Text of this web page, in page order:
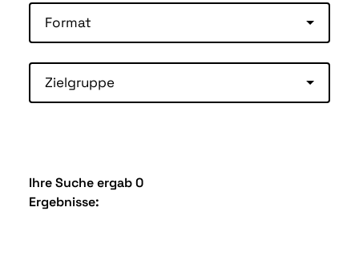
Format
Zielgruppe
Ihre Suche ergab 0
Ergebnisse: